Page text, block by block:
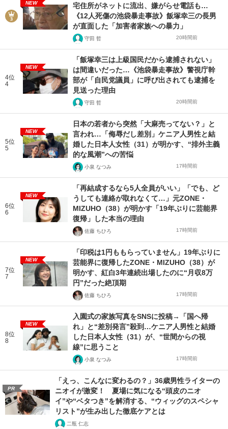
NEW
宅住所がネットに流出、嫌がらせ電話も…
《12人死傷の池袋暴走事故》飯塚幸三の長男
が直面した「加害者家族への暴力」
守田 哲 20時間前
4位
4
NEW
「飯塚幸三は上級国民だから逮捕されない」
は間違いだった…《池袋暴走事故》警視庁幹
部が「自民党議員」に呼び出されても逮捕を
見送った理由
守田 哲 20時間前
5位
5
NEW
日本の若者から突然「大麻売ってない？」と
言われ…「侮辱だし差別」ケニア人男性と結
婚した日本人女性（31）が明かす、“排外主義
的な風潮”への苦悩
小泉 なつみ 17時間前
6位
6
NEW
「再結成するなら5人全員がいい」「でも、ど
うしても連絡が取れなくて…」元ZONE・
MIZUHO（38）が明かす「19年ぶりに芸能界
復帰」した本当の理由
佐藤 ちひろ 17時間前
7位
7
NEW
「印税は1円ももらっていません」19年ぶりに
芸能界に復帰したZONE・MIZUHO（38）が
明かす、紅白3年連続出場したのに“月収8万
円”だった絶頂期
佐藤 ちひろ 17時間前
8位
8
NEW
入園式の家族写真をSNSに投稿→「国へ帰
れ」と“差別発言”殺到…ケニア人男性と結婚
した日本人女性（31）が、“世間からの視
線”に思うこと
小泉 なつみ 17時間前
PR
「えっ、こんなに変わるの？」36歳男性ライターの
ニオイが激変！ 夏場に気になる“頭皮のニオ
イ”や“ベタつき”を解消する、“ウィッグのスペシャ
リスト”が生み出した徹底ケアとは
二瓶 仁志